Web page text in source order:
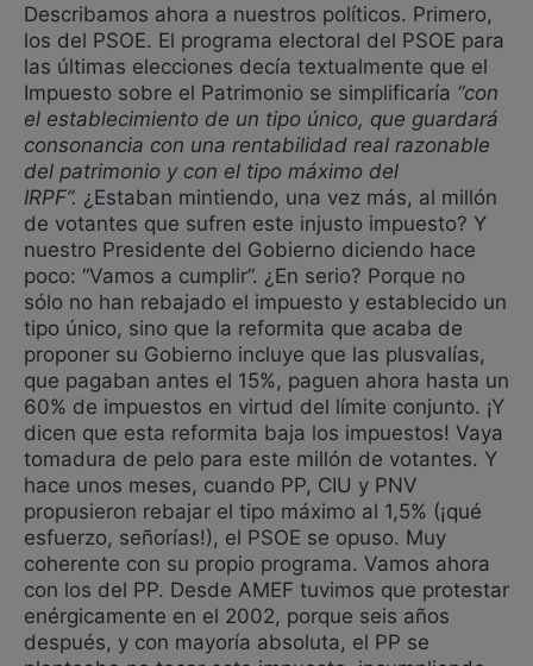
Describamos ahora a nuestros políticos. Primero,
los del PSOE. El programa electoral del PSOE para
las últimas elecciones decía textualmente que el
Impuesto sobre el Patrimonio se simplificaría “con
el establecimiento de un tipo único, que guardará
consonancia con una rentabilidad real razonable
del patrimonio y con el tipo máximo del
IRPF”. ¿Estaban mintiendo, una vez más, al millón
de votantes que sufren este injusto impuesto? Y
nuestro Presidente del Gobierno diciendo hace
poco: “Vamos a cumplir”. ¿En serio? Porque no
sólo no han rebajado el impuesto y establecido un
tipo único, sino que la reformita que acaba de
proponer su Gobierno incluye que las plusvalías,
que pagaban antes el 15%, paguen ahora hasta un
60% de impuestos en virtud del límite conjunto. ¡Y
dicen que esta reformita baja los impuestos! Vaya
tomadura de pelo para este millón de votantes. Y
hace unos meses, cuando PP, CIU y PNV
propusieron rebajar el tipo máximo al 1,5% (¡qué
esfuerzo, señorías!), el PSOE se opuso. Muy
coherente con su propio programa. Vamos ahora
con los del PP. Desde AMEF tuvimos que protestar
enérgicamente en el 2002, porque seis años
después, y con mayoría absoluta, el PP se